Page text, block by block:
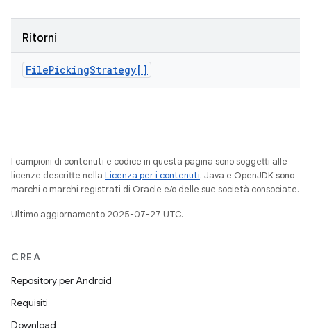
Ritorni
FilePickingStrategy[]
I campioni di contenuti e codice in questa pagina sono soggetti alle
licenze descritte nella Licenza per i contenuti. Java e OpenJDK sono
marchi o marchi registrati di Oracle e/o delle sue società consociate.
Ultimo aggiornamento 2025-07-27 UTC.
CREA
Repository per Android
Requisiti
Download